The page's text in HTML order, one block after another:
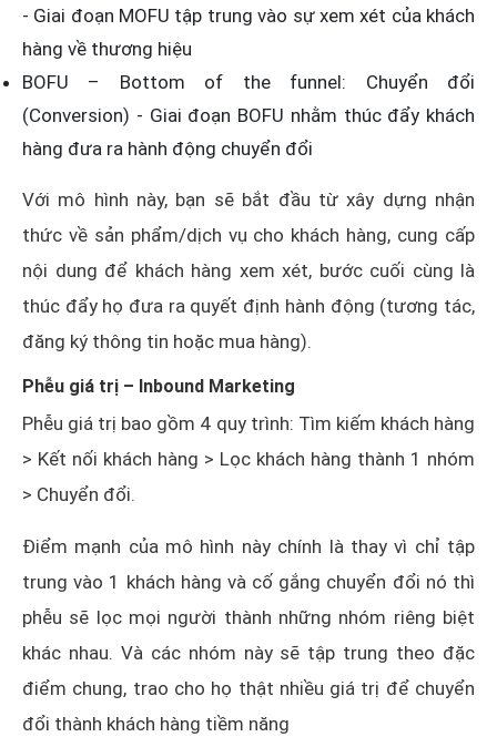
- Giai đoạn MOFU tập trung vào sự xem xét của khách
hàng về thương hiệu
BOFU – Bottom of the funnel: Chuyển đổi
(Conversion) - Giai đoạn BOFU nhằm thúc đẩy khách
hàng đưa ra hành động chuyển đổi
Với mô hình này, bạn sẽ bắt đầu từ xây dựng nhận
thức về sản phẩm/dịch vụ cho khách hàng, cung cấp
nội dung để khách hàng xem xét, bước cuối cùng là
thúc đẩy họ đưa ra quyết định hành động (tương tác,
đăng ký thông tin hoặc mua hàng).
Phễu giá trị – Inbound Marketing
Phễu giá trị bao gồm 4 quy trình: Tìm kiếm khách hàng
> Kết nối khách hàng > Lọc khách hàng thành 1 nhóm
> Chuyển đổi.
Điểm mạnh của mô hình này chính là thay vì chỉ tập
trung vào 1 khách hàng và cố gắng chuyển đổi nó thì
phễu sẽ lọc mọi người thành những nhóm riêng biệt
khác nhau. Và các nhóm này sẽ tập trung theo đặc
điểm chung, trao cho họ thật nhiều giá trị để chuyển
đổi thành khách hàng tiềm năng